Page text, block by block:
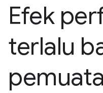
Efek
terlalu